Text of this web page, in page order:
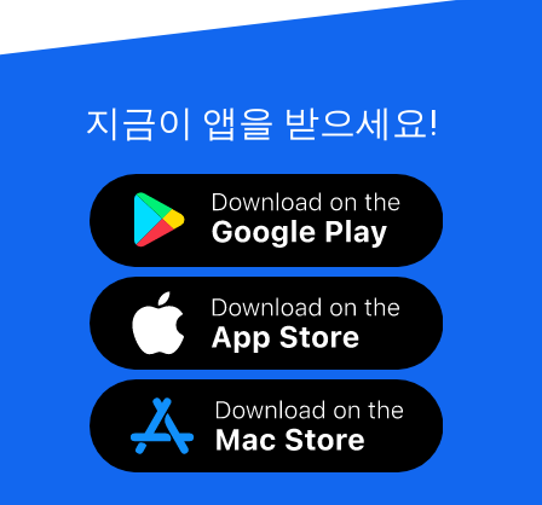
지금이 앱을 받으세요!